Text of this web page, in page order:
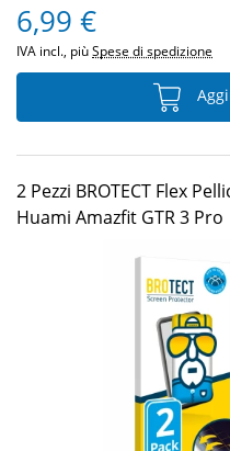
6,99 €
IVA incl., piùSpese di spedizione
2 Pezzi BROTECT Flex
Huami Amazfit GTR 3 Pro